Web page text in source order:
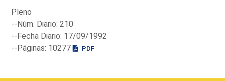
Pleno
--Núm. Diario: 210
--Fecha Diario: 17/09/1992
--Páginas: 10277
PDF